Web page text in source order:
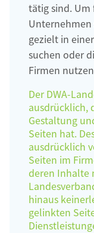
tätig sind. Um
gezielt in
suchen oder
Firmen
Der DWA-
ausdrücklich,
Gestaltung
Seiten hat.
ausdrücklich
Seiten im
deren Inhalte
hinaus
gelinkten